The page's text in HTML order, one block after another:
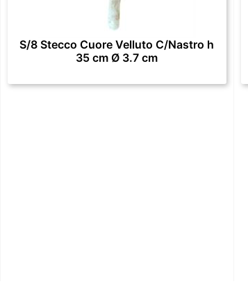
S/8 Stecco Cuore Velluto C/Nastro h
35 cm Ø 3.7 cm